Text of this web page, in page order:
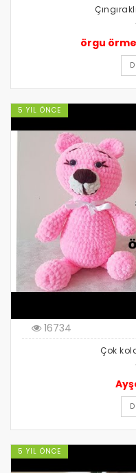
örgu
5 YIL ÖNCE
16734
Çok
5 YIL ÖNCE